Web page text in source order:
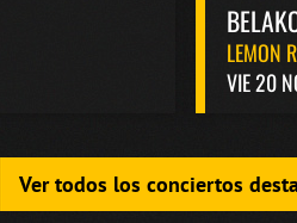
LEMON
VIE 20
Ver todos los conciertos